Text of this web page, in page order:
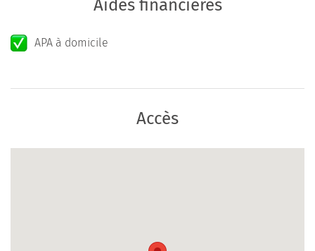
Aides financières
APA à domicile
Accès